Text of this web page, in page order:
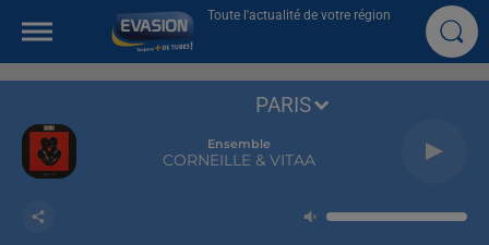
Toute l'actualité de votre région
Ensemble
CORNEILLE & VITAA
PARIS